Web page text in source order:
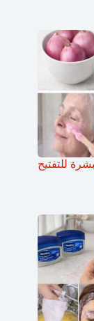
للتفتيح